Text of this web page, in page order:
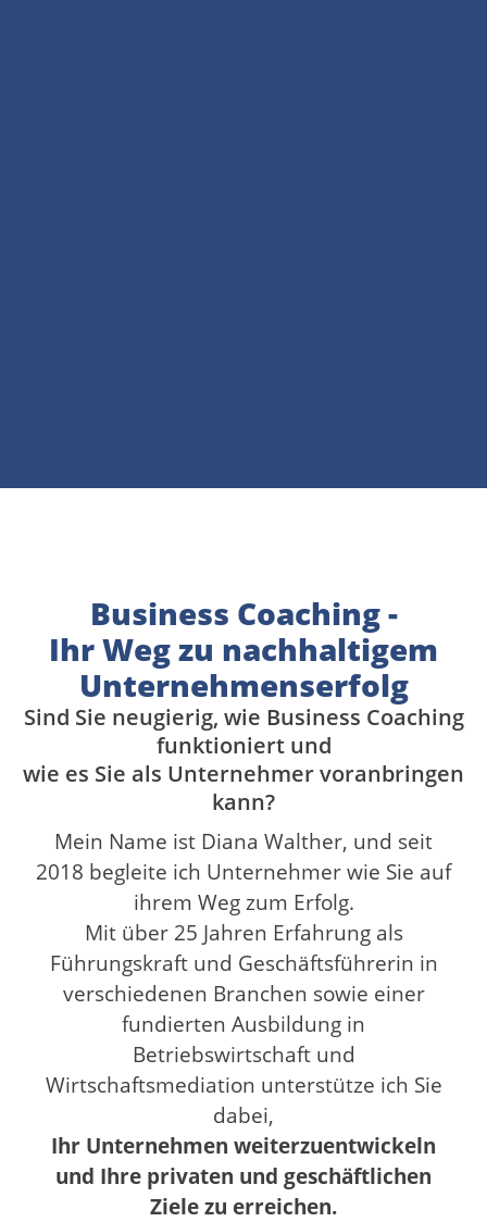
Business Coaching -
Ihr Weg zu nachhaltigem
Unternehmenserfolg
Sind Sie neugierig, wie Business Coaching
funktioniert und
wie es Sie als Unternehmer voranbringen
kann?
Mein Name ist Diana Walther, und seit
2018 begleite ich Unternehmer wie Sie auf
ihrem Weg zum Erfolg.
Mit über 25 Jahren Erfahrung als
Führungskraft und Geschäftsführerin in
verschiedenen Branchen sowie einer
fundierten Ausbildung in
Betriebswirtschaft und
Wirtschaftsmediation unterstütze ich Sie
dabei,
Ihr Unternehmen weiterzuentwickeln
und Ihre privaten und geschäftlichen
Ziele zu erreichen.